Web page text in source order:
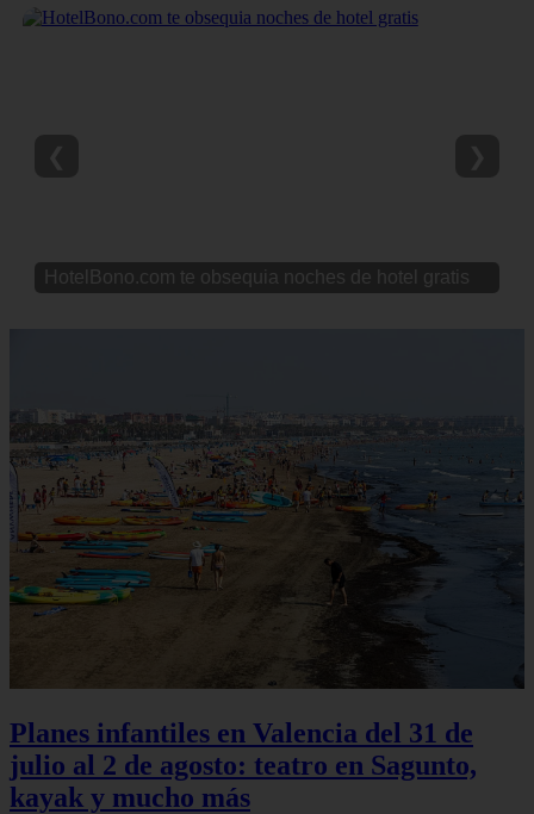
HotelBono.com te obsequia noches de hotel gratis
Planes infantiles en Valencia del 31 de
julio al 2 de agosto: teatro en Sagunto,
kayak y mucho más